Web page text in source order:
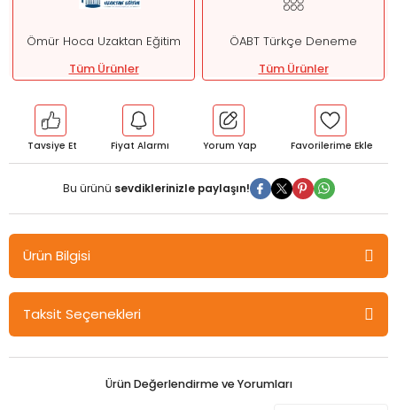
Ömür Hoca Uzaktan Eğitim
Tüm Ürünler
ÖABT Türkçe Deneme
Tüm Ürünler
Tavsiye Et Fiyat Alarmı Yorum Yap
Bu ürünü sevdiklerinizle paylaşın!
Ürün Bilgisi
Ömür Güner ÖABT MEB-AGS Türkçe Öğretmenliği Rejenerasyon
16x16 Branş Denemesi - Kayhan Duman, Ömür Güner Ömür Hoca
Uzaktan Eğitim
Taksit Seçenekleri
Ürün Değerlendirme ve Yorumları